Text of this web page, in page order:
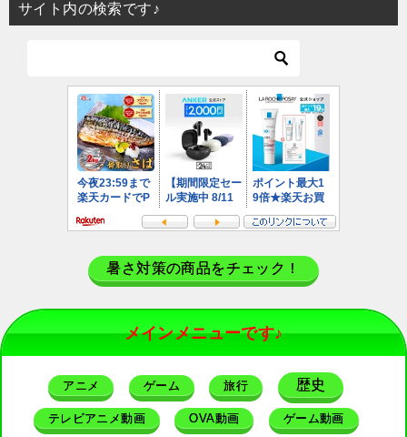
サイト内の検索です♪
暑さ対策の商品をチェック！
メインメニューです♪
アニメ ゲーム 旅行 歴史
テレビアニメ動画 OVA動画 ゲーム動画